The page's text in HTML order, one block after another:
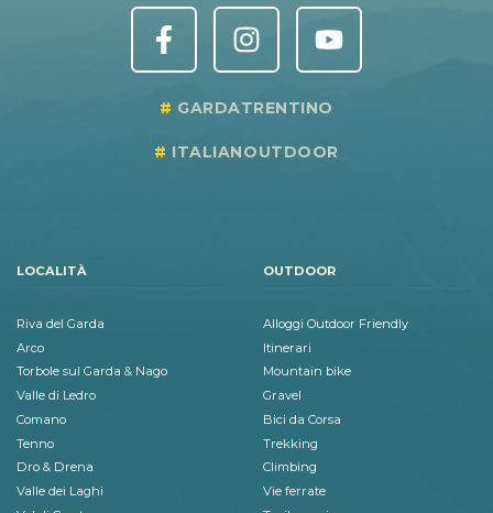
GARDATRENTINO
ITALIANOUTDOOR
LOCALITÀ
Riva del Garda
Arco
Torbole sul Garda & Nago
Valle di Ledro
Comano
Tenno
Dro & Drena
Valle dei Laghi
OUTDOOR
Alloggi Outdoor Friendly
Itinerari
Mountain bike
Gravel
Bici da Corsa
Trekking
Climbing
Vie ferrate